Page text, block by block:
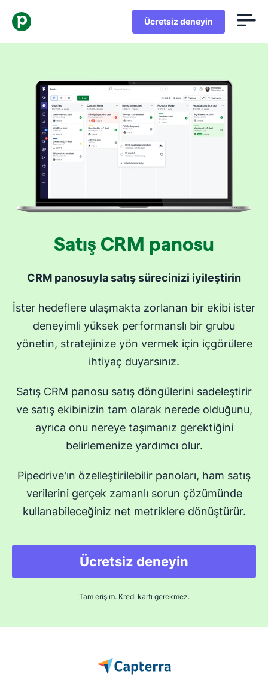
Ücretsiz deneyin
Satış CRM panosu
CRM panosuyla satış sürecinizi iyileştirin
İster hedeflere ulaşmakta zorlanan bir ekibi ister
deneyimli yüksek performanslı bir grubu
yönetin, stratejinize yön vermek için içgörülere
ihtiyaç duyarsınız.
Satış CRM panosu satış döngülerini sadeleştirir
ve satış ekibinizin tam olarak nerede olduğunu,
ayrıca onu nereye taşımanız gerektiğini
belirlemenize yardımcı olur.
Pipedrive'ın özelleştirilebilir panoları, ham satış
verilerini gerçek zamanlı sorun çözümünde
kullanabileceğiniz net metriklere dönüştürür.
Ücretsiz deneyin
Tam erişim. Kredi kartı gerekmez.